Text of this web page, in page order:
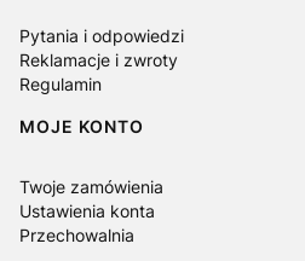
Pytania i odpowiedzi
Reklamacje i zwroty
Regulamin
MOJE KONTO
Twoje zamówienia
Ustawienia konta
Przechowalnia